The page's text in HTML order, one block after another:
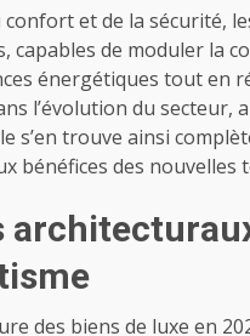
confort et de la sécurité,
capables de moduler la
énergétiques tout en
l’évolution du secteur,
s’en trouve ainsi
bénéfices des nouvelles
des biens de luxe en